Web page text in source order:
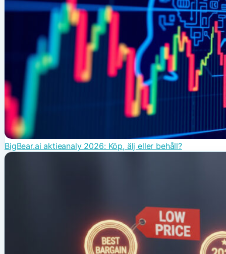
BigBear.ai aktieanaly 2026: Köp, älj eller behåll?